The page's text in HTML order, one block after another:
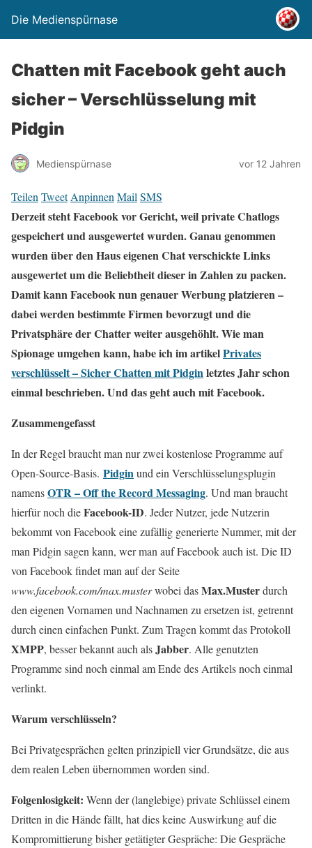
Die Medienspürnase
Chatten mit Facebook geht auch
sicher – Verschlüsselung mit
Pidgin
Medienspürnase vor 12 Jahren
Teilen Tweet Anpinnen Mail SMS
Derzeit steht Facebook vor Gericht, weil private Chatlogs
gespeichert und ausgewertet wurden. Ganau genommen
wurden über den Haus eigenen Chat verschickte Links
ausgewertet um die Beliebtheit dieser in Zahlen zu packen.
Damit kann Facebook nun genauer Werbung platzieren –
dabei werden bestimmte Firmen bevorzugt und die
Privatsphäre der Chatter weiter ausgehöhlt. Wie man
Spionage umgehen kann, habe ich im artikelPrivates
verschlüsselt – Sicher Chatten mit Pidginletztes Jahr schon
einmal beschrieben. Und das geht auch mit Facebook.
Zusammengefasst
In der Regel braucht man nur zwei kostenlose Programme auf
Open-Source-Basis. Pidginund ein Verschlüsselungsplugin
namensOTR – Off the Record Messaging. Und man braucht
hierfür noch dieFacebook-ID. Jeder Nutzer, jede Nutzerin
bekommt von Facebook eine zufällig generierte Nummer, mit der
man Pidgin sagen kann, wer man auf Facebook auch ist. Die ID
von Facebook findet man auf der Seite
www.facebook.com/max.musterwobei dasMax.Musterdurch
den eigenen Vornamen und Nachnamen zu ersetzen ist, getrennt
durch einen einfachen Punkt. Zum Tragen kommt das Protokoll
XMPP, besser bekannt auch alsJabber. Alle genutzten
Programme sind noch einmal am Ende des Artikels noch einmal
verlinkt.
Warum verschlüsseln?
Bei Privatgesprächen gelten prinzipiell vier Grundsätze, die aus
dem realen Leben übernommen worden sind.
Folgenlosigkeit: Wenn der (langlebige) private Schlüssel einem
Dritten in die Hände fällt, hat dies keine Auswirkung auf die
Kompromittierung bisher getätigter Gespräche: Die Gespräche